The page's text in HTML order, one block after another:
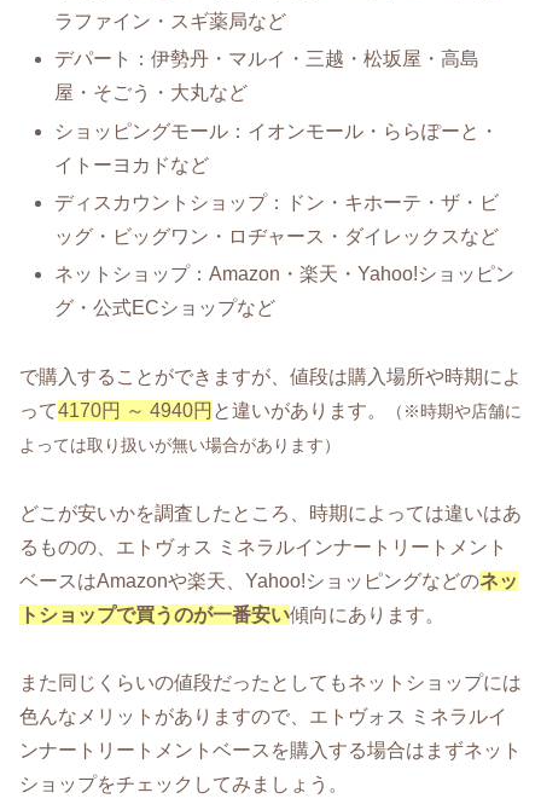
ラファイン・スギ薬局など
デパート：伊勢丹・マルイ・三越・松坂屋・高島
屋・そごう・大丸など
ショッピングモール：イオンモール・ららぽーと・
イトーヨカドなど
ディスカウントショップ：ドン・キホーテ・ザ・ビ
ッグ・ビッグワン・ロヂャース・ダイレックスなど
ネットショップ：Amazon・楽天・Yahoo!ショッピン
グ・公式ECショップなど
で購入することができますが、値段は購入場所や時期によ
って4170円 ～ 4940円 と違いがあります。
（※時期や店舗に
よっては取り扱いが無い場合があります）
どこが安いかを調査したところ、時期によっては違いはあ
るものの、エトヴォス ミネラルインナートリートメント
ベースはAmazonや楽天、Yahoo!ショッピングなどのネッ
トショップで買うのが一番安い傾向にあります。
また同じくらいの値段だったとしてもネットショップには
色んなメリットがありますので、エトヴォス ミネラルイ
ンナートリートメントベースを購入する場合はまずネット
ショップをチェックしてみましょう。